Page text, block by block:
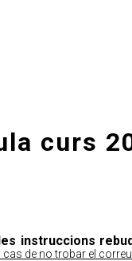
curs
instruccions
de no trobar el